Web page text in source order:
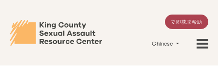
立即获取帮助
Chinese